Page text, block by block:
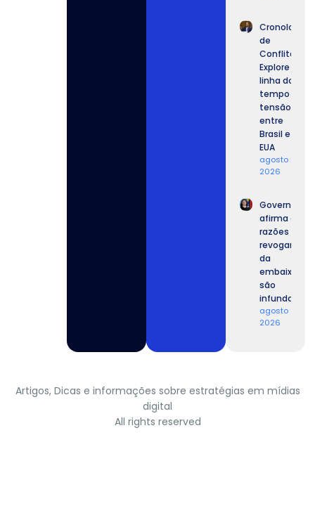
Cronologia
de
Conflitos:
Explore a
linha do
tempo da
tensão
entre
Brasil e
EUA
agosto 5,
2026
Governo
afirma que
razões para
revogar
da
são
infundadas.
agosto 5,
2026
Artigos, Dicas e informações sobre estratégias em mídias
digital
All rights reserved